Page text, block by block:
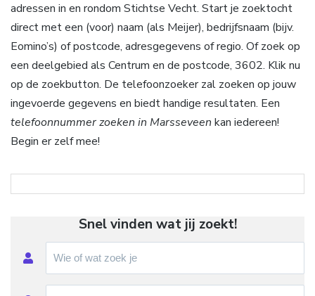
adressen in en rondom Stichtse Vecht. Start je zoektocht
direct met een (voor) naam (als Meijer), bedrijfsnaam (bijv.
Eomino’s) of postcode, adresgegevens of regio. Of zoek op
een deelgebied als Centrum en de postcode, 3602. Klik nu
op de zoekbutton. De telefoonzoeker zal zoeken op jouw
ingevoerde gegevens en biedt handige resultaten. Een
telefoonnummer zoeken in Marsseveen kan iedereen!
Begin er zelf mee!
Snel vinden wat jij zoekt!